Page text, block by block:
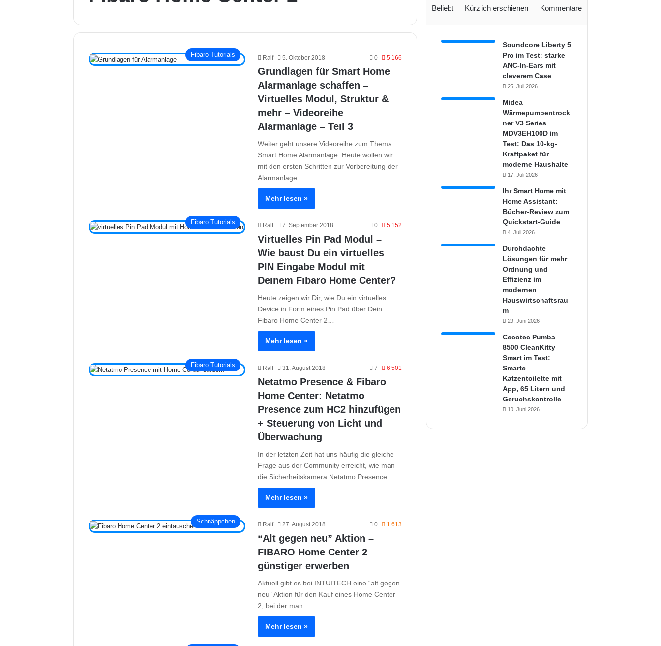
Fibaro Tutorials Ralf 5. Oktober 2018 0 5.166
Grundlagen für Smart Home
Alarmanlage schaffen –
Virtuelles Modul, Struktur &
mehr – Videoreihe
Alarmanlage – Teil 3
Weiter geht unsere Videoreihe zum Thema
Smart Home Alarmanlage. Heute wollen wir
mit den ersten Schritten zur Vorbereitung der
Alarmanlage…
Mehr lesen »
Fibaro Tutorials Ralf 7. September 2018 0 5.152
Virtuelles Pin Pad Modul –
Wie baust Du ein virtuelles
PIN Eingabe Modul mit
Deinem Fibaro Home Center?
Heute zeigen wir Dir, wie Du ein virtuelles
Device in Form eines Pin Pad über Dein
Fibaro Home Center 2…
Mehr lesen »
Fibaro Tutorials Ralf 31. August 2018 7 6.501
Netatmo Presence & Fibaro
Home Center: Netatmo
Presence zum HC2 hinzufügen
+ Steuerung von Licht und
Überwachung
In der letzten Zeit hat uns häufig die gleiche
Frage aus der Community erreicht, wie man
die Sicherheitskamera Netatmo Presence…
Mehr lesen »
Schnäppchen Ralf 27. August 2018 0 1.613
“Alt gegen neu” Aktion –
FIBARO Home Center 2
günstiger erwerben
Aktuell gibt es bei INTUITECH eine “alt gegen
neu” Aktion für den Kauf eines Home Center
2, bei der man…
Mehr lesen »
Beliebt Kürzlich erschienen Kommentare
Soundcore Liberty 5
Pro im Test: starke
ANC-In-Ears mit
cleverem Case
25. Juli 2026
Midea
Wärmepumpentrock
ner V3 Series
MDV3EH100D im
Test: Das 10-kg-
Kraftpaket für
moderne Haushalte
17. Juli 2026
Ihr Smart Home mit
Home Assistant:
Bücher-Review zum
Quickstart-Guide
4. Juli 2026
Durchdachte
Lösungen für mehr
Ordnung und
Effizienz im
modernen
Hauswirtschaftsrau
m
29. Juni 2026
Cecotec Pumba
8500 CleanKitty
Smart im Test:
Smarte
Katzentoilette mit
App, 65 Litern und
Geruchskontrolle
10. Juni 2026